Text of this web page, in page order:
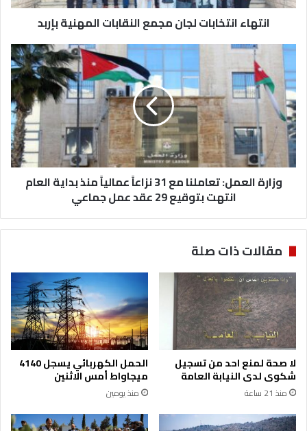
ت
ب
ت
ل
ج
ا
ن
م
ج
ل
ق
ا
ت
ا
ل
م
ه
ن
ي
ة
ب
انتهاء انتخابات لجان مجمع النقابات المهنية بإربد
و
ا
ر
ة
ا
ل
ع
م
ع
م
ا
م
ع
3
1
ن
ز
ا
ع
اً
وزارة العمل: تعاملنا مع 31 نزاعاً عمالياً منذ بداية العام
انتهت بتوقيع 29 عقد عمل جماعي
مقالات ذات صلة
لا صحة لمنع احد من تسجيل
شكوى لدى النيابة العامة
منذ 21 ساعة
الحمل الكهربائي يسجل 4140
ميجاواط أمس الاثنين
منذ يومين